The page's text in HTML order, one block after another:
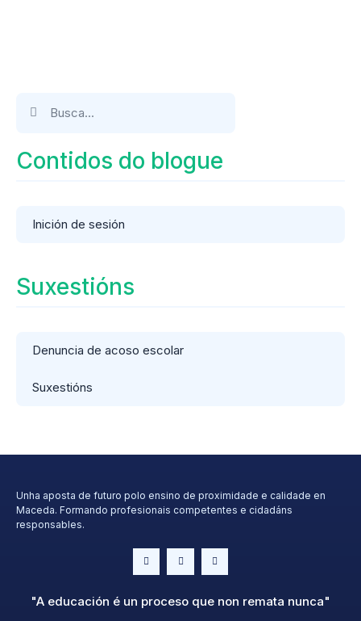
Contidos do blogue
Inición de sesión
Suxestións
Denuncia de acoso escolar
Suxestións
Unha aposta de futuro polo ensino de proximidade e calidade en
Maceda. Formando profesionais competentes e cidadáns
responsables.
"A educación é un proceso que non remata nunca"